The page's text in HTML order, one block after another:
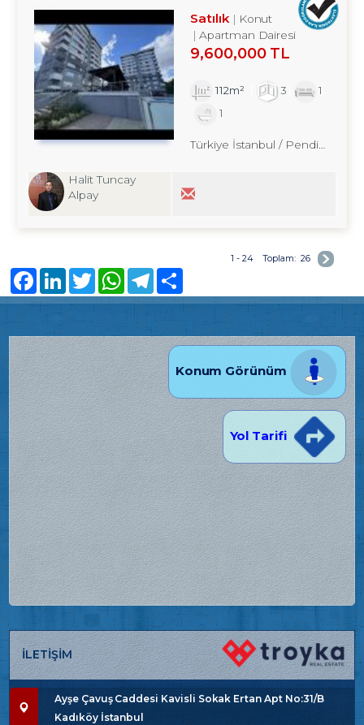
SATILIK DAİRE TROYKADAN
Satılık
Konut
Apartman Dairesi
9,600,000 TL
112m² 3
1
1
Türkiye İstanbul / Pendik
Halit Tuncay
Alpay
1 - 24 Toplam: 26
Konum Görünüm
Yol Tarifi
İLETİŞİM
Ayşe Çavuş Caddesi Kavisli Sokak Ertan Apt No:31/B
Kadıköy İstanbul
FacebookLinkedInTwitter WhatsAppTelegram